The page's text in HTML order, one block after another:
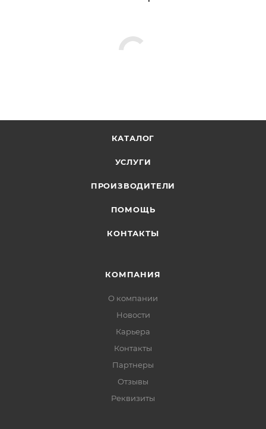
КАТАЛОГ
УСЛУГИ
ПРОИЗВОДИТЕЛИ
ПОМОЩЬ
КОНТАКТЫ
КОМПАНИЯ
О компании
Новости
Карьера
Контакты
Партнеры
Отзывы
Реквизиты